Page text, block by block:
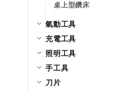
桌上型鑽床
氣動工具
充電工具
照明工具
手工具
刀片